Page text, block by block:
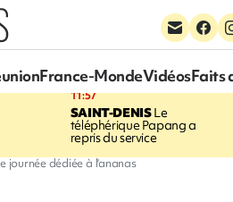
France-MondeVidéosFaits
11:57
SAINT-DENISLe
téléphérique Papang a
repris du service
journée dédiée à l'ananas